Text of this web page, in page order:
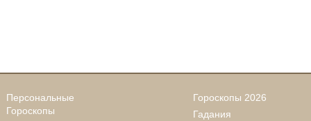
Персональные
Гороскопы
Гороскопы 2026
Гадания